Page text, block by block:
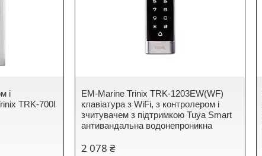
і
TRK-700I
EM-Marine Trinix TRK-1203EW(WF)
клавіатура з WiFi, з контролером і
зчитувачем з підтримкою Tuya Smart
антивандальна водонепроникна
2 078 ₴